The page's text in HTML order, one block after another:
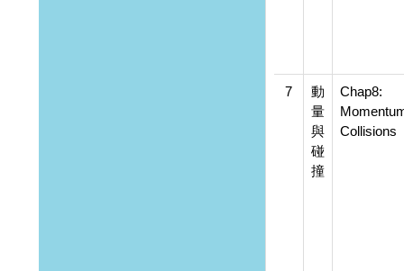
7
動
量
與
碰
撞
Chap8:
Collisions